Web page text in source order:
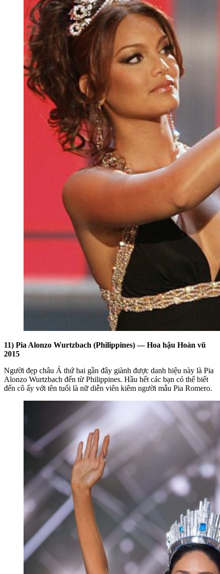
11) Pia Alonzo Wurtzbach (Philippines) — Hoa hậu Hoàn vũ
2015
Người đẹp châu Á thứ hai gần đây giành được danh hiệu này là Pia
Alonzo Wurtzbach đến từ Philippines. Hầu hết các bạn có thể biết
đến cô ấy với tên tuổi là nữ diễn viên kiêm người mẫu Pia Romero.